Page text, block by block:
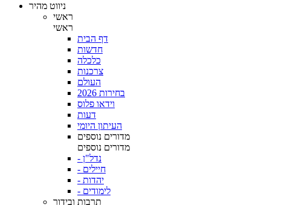
ניווט מהיר
ראשי
ראשי
דף הבית
חדשות
כלכלה
צרכנות
העולם
בחירות 2026
וידאו פלוס
דעות
העיתון היומי
מדורים נוספים
מדורים נוספים
- נדל"ן
- חיילים
- יהדות
- לימודים
תרבות ובידור